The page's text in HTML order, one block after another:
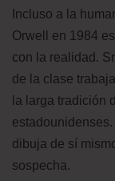
Incluso a la
Orwell en 1984
con la realidad.
de la clase
la larga tradición
dibuja de sí
sospecha.